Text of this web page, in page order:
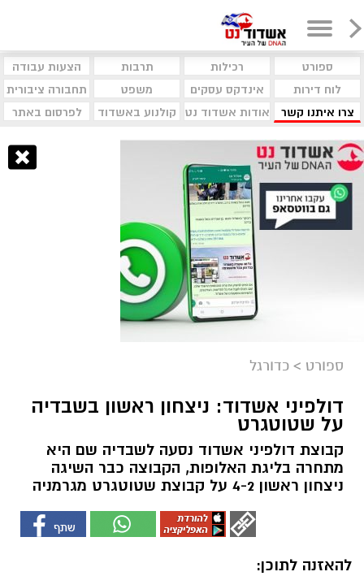
ספורט רכילות תרבות
הצעות עבודה
לוח דירות
אינדקס עסקים משפט
תחבורה ציבורית
צרו איתנו קשר
אודות אשדוד נט קולנוע באשדוד לפרסום באתר
ספורט > כדורגל
דולפיני אשדוד: ניצחון ראשון בשבדיה
על שטוטגרט
קבוצת דולפיני אשדוד נסעה לשבדיה שם היא
מתחרה בליגת האלופות, הקבוצה כבר השיגה
ניצחון ראשון 4-2 על קבוצת שטוטגרט מגרמניה
להאזנה לתוכן: